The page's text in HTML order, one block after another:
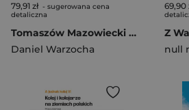
79,91 zł - sugerowana cena
detaliczna
Tomaszów Mazowiecki w PRL. Życie miasta w latach 1945–1989
Daniel Warzocha
69,90
null